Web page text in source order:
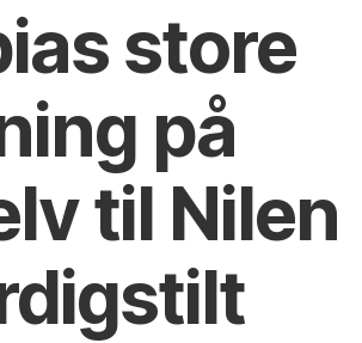
store
på
til Nilen